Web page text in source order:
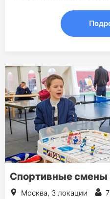
Спортивные смены
Москва, 3 локации